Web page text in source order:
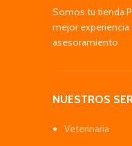
Somos tu tienda
mejor
asesoramiento
NUESTROS
Veterinaria